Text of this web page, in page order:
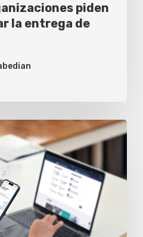
piden
la entrega de